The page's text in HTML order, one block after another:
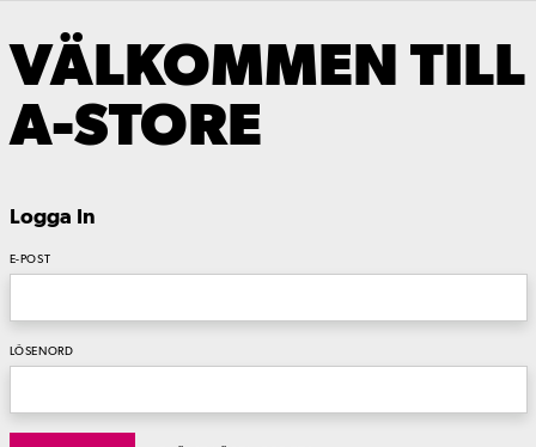
VÄLKOMMEN TILL
A-STORE
Logga In
E-POST
LÖSENORD